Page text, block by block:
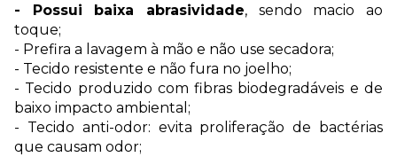
- Possui baixa abrasividade, sendo macio ao
toque;
- Prefira a lavagem à mão e não use secadora;
- Tecido resistente e não fura no joelho;
- Tecido produzido com fibras biodegradáveis e de
baixo impacto ambiental;
- Tecido anti-odor: evita proliferação de bactérias
que causam odor;